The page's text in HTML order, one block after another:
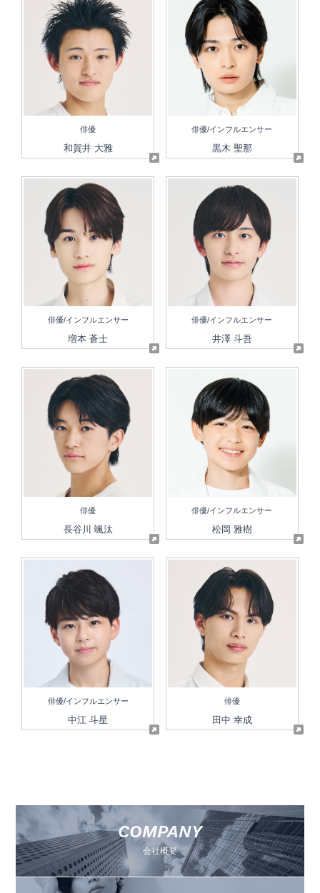
俳優
和賀井 大雅
俳優/インフルエンサー
黒木 聖那
俳優/インフルエンサー
増本 蒼士
俳優/インフルエンサー
井澤 斗吾
俳優
長谷川 颯汰
俳優/インフルエンサー
松岡 雅樹
俳優/インフルエンサー
中江 斗星
俳優
田中 幸成
COMPANY
会社概要